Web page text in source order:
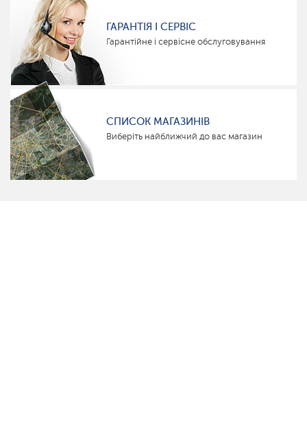
ГАРАНТІЯ І СЕРВІС
Гарантійне і сервісне обслуговування
СПИСОК МАГАЗИНІВ
Виберіть найближчий до вас магазин